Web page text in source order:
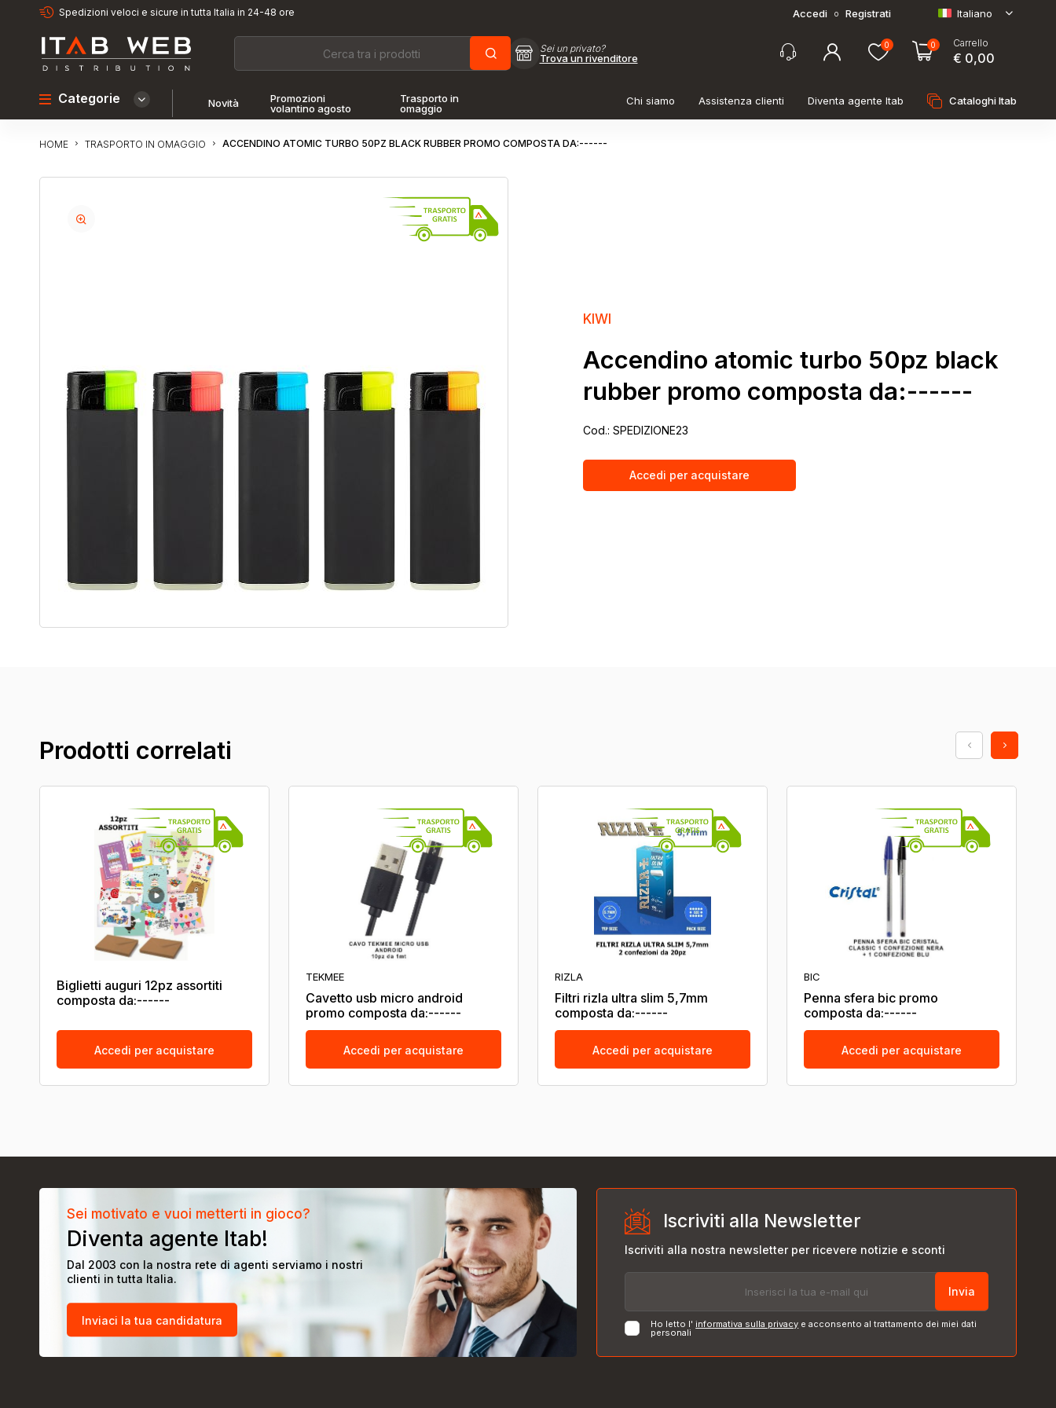
Spedizioni veloci e sicure in tutta Italia in 24-48 ore Accedi o Registrati Italiano
Sei un privato?
Trova un rivenditore
0 0 Carrello
€ 0,00
Categorie Novità
Promozioni
volantino agosto
Trasporto in
omaggio
Chi siamo Assistenza clienti Diventa agente Itab Cataloghi Itab
HOME TRASPORTO IN OMAGGIO ACCENDINO ATOMIC TURBO 50PZ BLACK RUBBER PROMO COMPOSTA DA:------
KIWI
Accendino atomic turbo 50pz black
rubber promo composta da:------
Cod.: SPEDIZIONE23
Accedi per acquistare
Prodotti correlati
Biglietti auguri 12pz assortiti
composta da:------
Accedi per acquistare
TEKMEE
Cavetto usb micro android
promo composta da:------
Accedi per acquistare
RIZLA
Filtri rizla ultra slim 5,7mm
composta da:------
Accedi per acquistare
BIC
Penna sfera bic promo
composta da:------
Accedi per acquistare
Sei motivato e vuoi metterti in gioco?
Diventa agente Itab!
Dal 2003 con la nostra rete di agenti serviamo i nostri
clienti in tutta Italia.
Inviaci la tua candidatura
Iscriviti alla Newsletter
Iscriviti alla nostra newsletter per ricevere notizie e sconti
Invia
Ho letto l'informativa sulla privacy e acconsento al trattamento dei miei dati
personali